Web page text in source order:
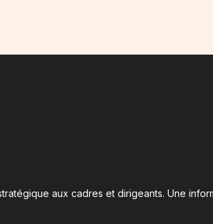
aux cadres et dirigeants. Une